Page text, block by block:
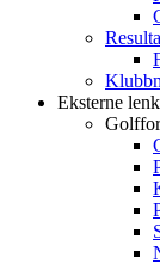
Eksterne